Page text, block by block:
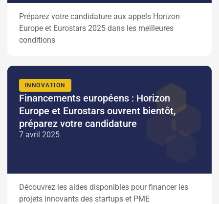
Préparez votre candidature aux appels Horizon
Europe et Eurostars 2025 dans les meilleures
conditions
INNOVATION
Financements européens : Horizon
Europe et Eurostars ouvrent bientôt,
préparez votre candidature
7 avril 2025
Découvrez les aides disponibles pour financer les
projets innovants des startups et PME